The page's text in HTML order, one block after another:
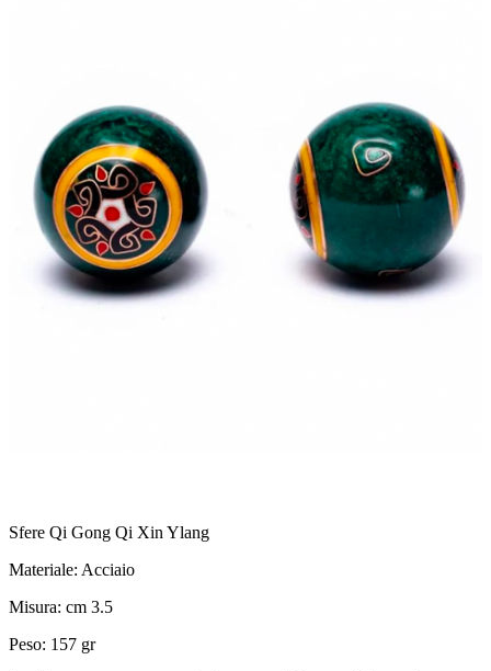
Sfere Qi Gong Qi Xin Ylang
Materiale: Acciaio
Misura: cm 3.5
Peso: 157 gr